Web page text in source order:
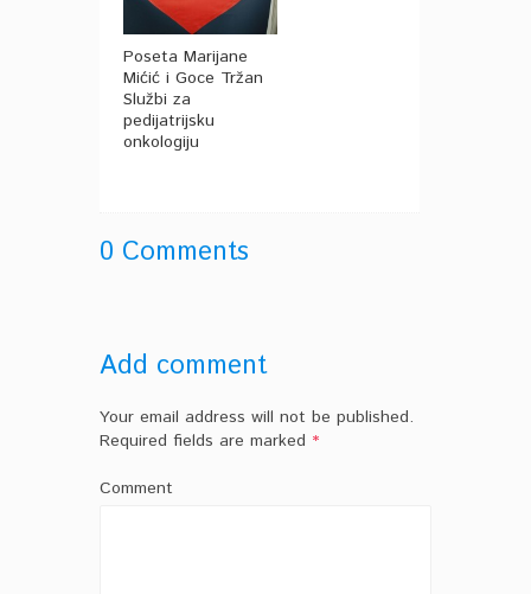
Poseta Marijane
Mićić i Goce Tržan
Službi za
pedijatrijsku
onkologiju
0 Comments
Add comment
Your email address will not be published.
Required fields are marked *
Comment